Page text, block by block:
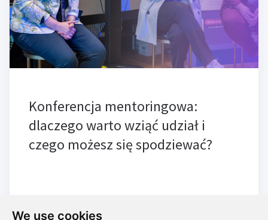
We use cookies
Konferencja mentoringowa:
dlaczego warto wziąć udział i
czego możesz się spodziewać?